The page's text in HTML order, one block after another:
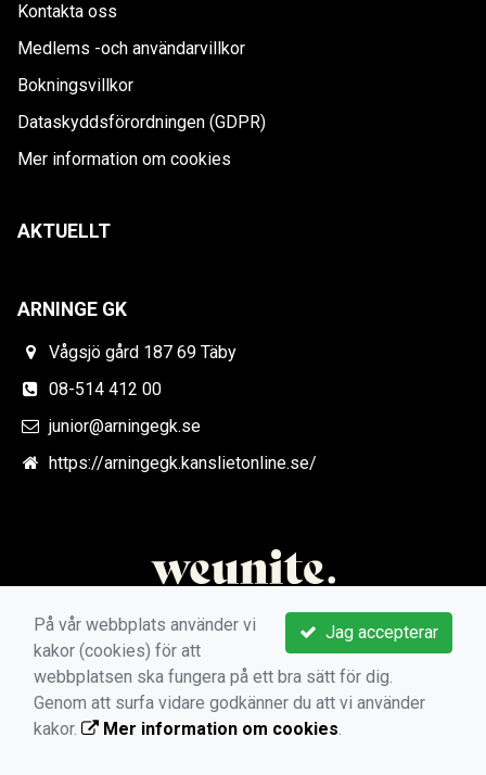
Kontakta oss
Medlems -och användarvillkor
Bokningsvillkor
Dataskyddsförordningen (GDPR)
Mer information om cookies
AKTUELLT
ARNINGE GK
Vågsjö gård 187 69 Täby
08-514 412 00
junior@arningegk.se
https://arningegk.kanslietonline.se/
Jag accepterar
På vår webbplats använder vi
kakor (cookies) för att
webbplatsen ska fungera på ett bra sätt för dig.
Genom att surfa vidare godkänner du att vi använder
kakor.
Mer information om cookies.